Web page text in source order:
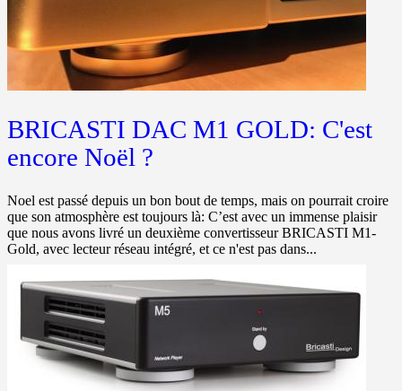
BRICASTI DAC M1 GOLD: C'est
encore Noël ?
Noel est passé depuis un bon bout de temps, mais on pourrait croire
que son atmosphère est toujours là: C’est avec un immense plaisir
que nous avons livré un deuxième convertisseur BRICASTI M1-
Gold, avec lecteur réseau intégré, et ce n'est pas dans...